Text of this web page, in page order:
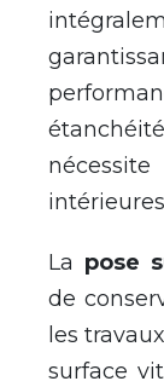
La pose
de
les
surface